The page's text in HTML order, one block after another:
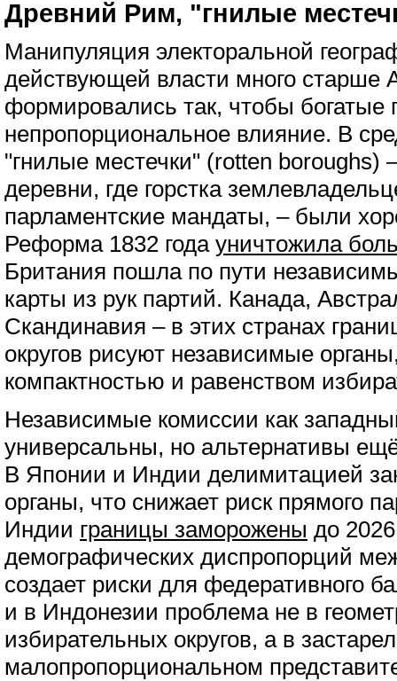
Древний Рим, "гнилые
Манипуляция электоральной
действующей власти много
формировались так, чтобы богатые
непропорциональное влияние. В
"гнилые местечки" (rotten boroughs)
деревни, где горстка
парламентские мандаты, – были
Реформа 1832 года уничтожила
Британия пошла по пути
карты из рук партий. Канада,
Скандинавия – в этих странах
округов рисуют независимые
компактностью и равенством
Независимые комиссии как
универсальны, но альтернативы
В Японии и Индии делимитацией
органы, что снижает риск прямого
Индии границы заморожены до
демографических диспропорций
создает риски для федеративного
и в Индонезии проблема не в
избирательных округов, а в
малопропорциональном